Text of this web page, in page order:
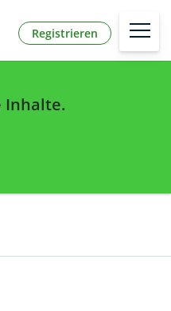
Registrieren
Inhalte.